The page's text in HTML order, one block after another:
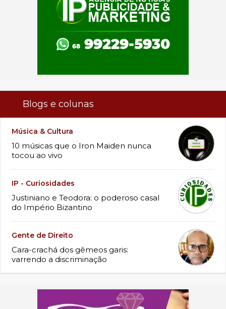
Blogs e colunas
Música & Cultura
10 músicas que o Iron Maiden nunca
tocou ao vivo
IP - Curiosidades
Justiniano e Teodora: o poderoso casal
do Império Bizantino
Gente de Direito
Cara-crachá dos gêmeos garis:
varrendo a discriminação